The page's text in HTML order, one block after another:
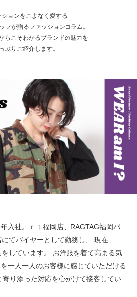
ションをこよなく愛する
フが贈るファッションコラム。
らこそわかるブランドの魅力を
ぷりご紹介します。
入社。ｒｔ福岡店、RAGTAG福岡パ
てバイヤーとして勤務し、
現在
しています。
お洋服を着て高まる気
一人一人のお客様に感じていただける
寄り添った対応を心がけて接客してい